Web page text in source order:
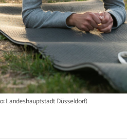
Landeshauptstadt Düsseldorf)